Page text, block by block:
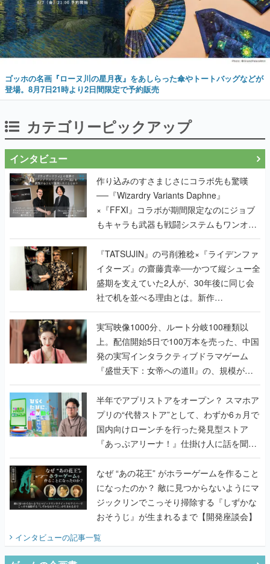
ゴッホの名画『ローヌ川の星月夜』をあしらった傘やトートバッグなどが
登場。8月7日21時より2日間限定で予約販売
カテゴリーピックアップ
インタビュー
作り込みのすさまじさにコラボ先も驚嘆
──『Wizardry Variants Daphne』
×『FFXI』コラボが期間限定なのにジョブ
もキャラも武器も戦闘システムもワンオフ
で作り込まれた理由を両ディレクターに聞
く
『TATSUJIN』の弓削雅稔×『ライデンファ
イターズ』の齋藤貴幸──かつて縦シュー全
盛期を支えていた2人が、30年後に同じ会
社で机を並べる理由とは。新作
『TATSUJIN EXTREME』で初タッグを組
んだレジェンド2人に訊く開発秘話
実写映像1000分、ルート分岐100種類以
上。配信開始5日で100万本を売った、中国
発の実写インタラクティブドラマゲーム
『盛世天下：女帝への道II』の、規模が違
うこだわりをプロデューサーに聞いた
半年でアプリストアをオープン？ スマホア
プリの“代替ストア”として、わずか6ヵ月で
国内向けローンチを行った発見型ストア
『あっぷアリーナ！』仕掛け人に話を聞い
てみた
なぜ “あの花王” がホラーゲームを作ること
になったのか？ 敵に見つからないようにマ
ジックリンでこっそり掃除する『しずかな
おそうじ』が生まれるまで【開発座談会】
インタビューの記事一覧